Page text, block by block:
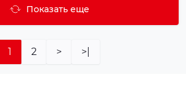
Показать еще
1 2 > >|